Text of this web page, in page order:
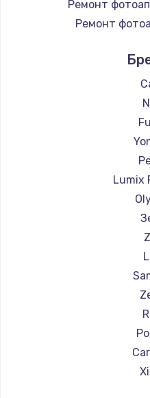
Замена
Замена
Замена
Замена
Ремонт
Ремонт
Ремонт
Ремонт
Lumix